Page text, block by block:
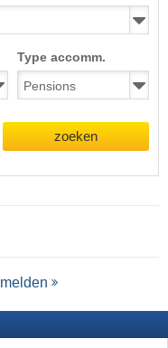
Type accomm.
zoeken
melden